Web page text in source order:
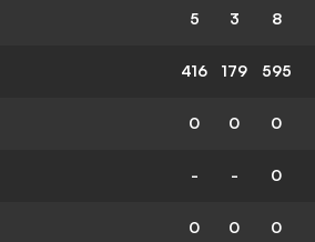
5 3 8
416 179 595
0 0 0
- - 0
0 0 0